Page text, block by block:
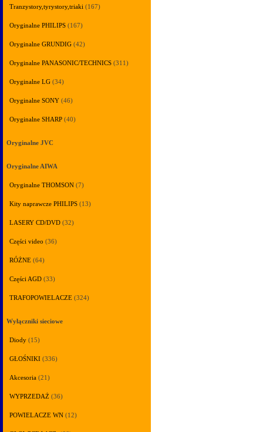
Tranzystory,tyrystory,triaki (167)
Oryginalne PHILIPS (167)
Oryginalne GRUNDIG (42)
Oryginalne PANASONIC/TECHNICS (311)
Oryginalne LG (34)
Oryginalne SONY (46)
Oryginalne SHARP (40)
Oryginalne JVC
Oryginalne AIWA
Oryginalne THOMSON (7)
Kity naprawcze PHILIPS (13)
LASERY CD/DVD (32)
Części video (36)
RÓŻNE (64)
Części AGD (33)
TRAFOPOWIELACZE (324)
Wyłączniki sieciowe
Diody (15)
GŁOŚNIKI (336)
Akcesoria (21)
WYPRZEDAŻ (36)
POWIELACZE WN (12)